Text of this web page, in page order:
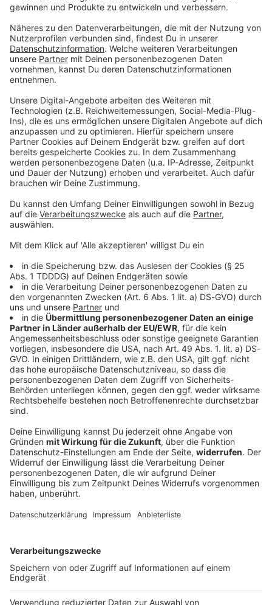
Du möchtest uns etwas sagen?
Studio Hotline
Kontaktformular
Sprachnachricht
© dpa-infocom, dpa:260120-930-569517/3
Stars
Rock-Legende Glenn Hughes zieht sich von
der Bühne zurück
Er gilt als «The Voice Of Rock» und hat nicht nur mit
Deep Purple die Rock-Musik geprägt und verändert.
verabschieden und weckt Sorgen bei seinen Fans.
DEINE GEMERKTEN ARTIKEL
Du hast dir noch keine Artikel gemerkt